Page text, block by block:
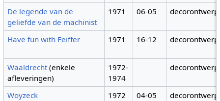
De legende van de
geliefde van de machinist
1971 06-05
Have fun with Feiffer 1971 16-12
Waaldrecht(enkele
afleveringen)
1972-
1974
Woyzeck 1972 04-05